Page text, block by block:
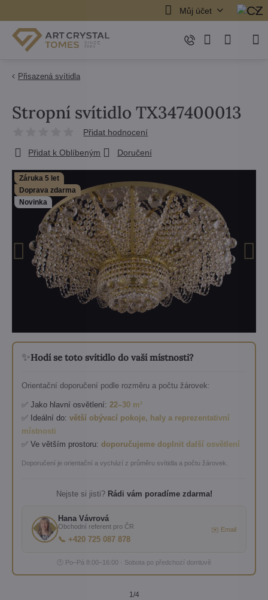
Můj účet
Přisazená svítidla
Záruka 5 let
Doprava zdarma
Novinka
✨Hodí se toto svítidlo do vaší místnosti?
Orientační doporučení podle rozměru a počtu žárovek:
✅ Jako hlavní osvětlení: 22–30 m²
✅ Ideální do: větší obývací pokoje, haly a reprezentativní
místnosti
✅ Ve větším prostoru: doporučujeme doplnit další osvětlení
Doporučení je orientační a vychází z průměru svítidla a počtu žárovek.
Nejste si jisti? Rádi vám poradíme zdarma!
Hana Vávrová
Obchodní referent pro ČR
📞 +420 725 087 878
✉️ Email
🕐 Po–Pá 8:00–16:00 · Sobota po předchozí domluvě
1/4
Stropní svítidlo TX347400013
Přidat hodnocení
Přidat k Oblíbeným Doručení